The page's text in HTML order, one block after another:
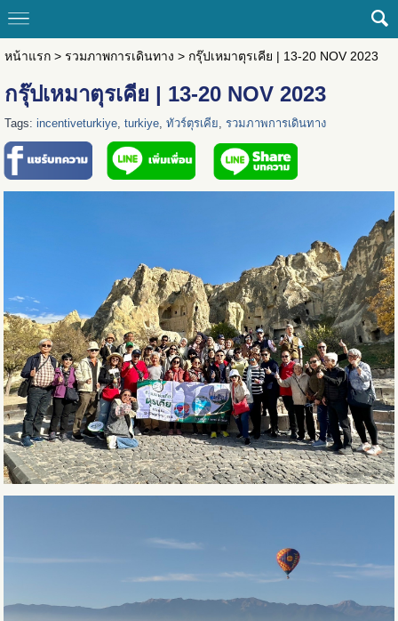
หน้าแรก> รวมภาพการเดินทาง > กรุ๊ปเหมาตุรเคีย | 13-20 NOV 2023
กรุ๊ปเหมาตุรเคีย | 13-20 NOV 2023
Tags: incentiveturkiye, turkiye, ทัวร์ตุรเคีย, รวมภาพการเดินทาง